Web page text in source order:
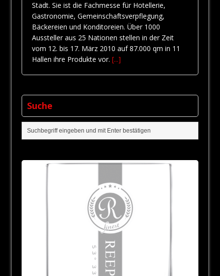
Stadt. Sie ist die Fachmesse für Hotellerie,
Gastronomie, Gemeinschaftsverpflegung,
Bäckereien und Konditoreien. Über 1000
Aussteller aus 25 Nationen stellen in der Zeit
vom 12. bis 17. März 2010 auf 87.000 qm in 11
Hallen ihre Produkte vor. [...]
Suche